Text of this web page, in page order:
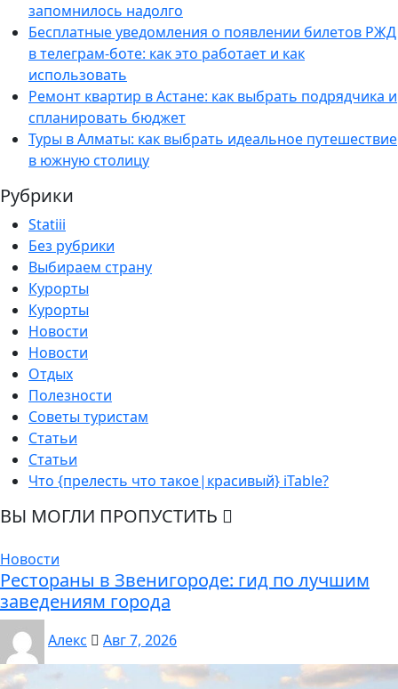
запомнилось надолго
Бесплатные уведомления о появлении билетов РЖД
в телеграм-боте: как это работает и как
использовать
Ремонт квартир в Астане: как выбрать подрядчика и
спланировать бюджет
Туры в Алматы: как выбрать идеальное путешествие
в южную столицу
Рубрики
Statiii
Без рубрики
Выбираем страну
Курорты
Курорты
Новости
Новости
Отдых
Полезности
Советы туристам
Статьи
Статьи
Что {прелесть что такое|красивый} iTable?
ВЫ МОГЛИ ПРОПУСТИТЬ
Новости
Рестораны в Звенигороде: гид по лучшим
заведениям города
Алекс Авг 7, 2026